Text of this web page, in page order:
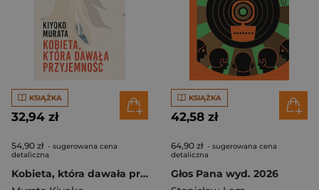
KSIĄŻKA
32,94 zł
54,90 zł - sugerowana cena
detaliczna
Kobieta, która dawała przyjemność
KSIĄŻKA
42,58 zł
64,90 zł - sugerowana cena
detaliczna
Głos Pana wyd. 2026